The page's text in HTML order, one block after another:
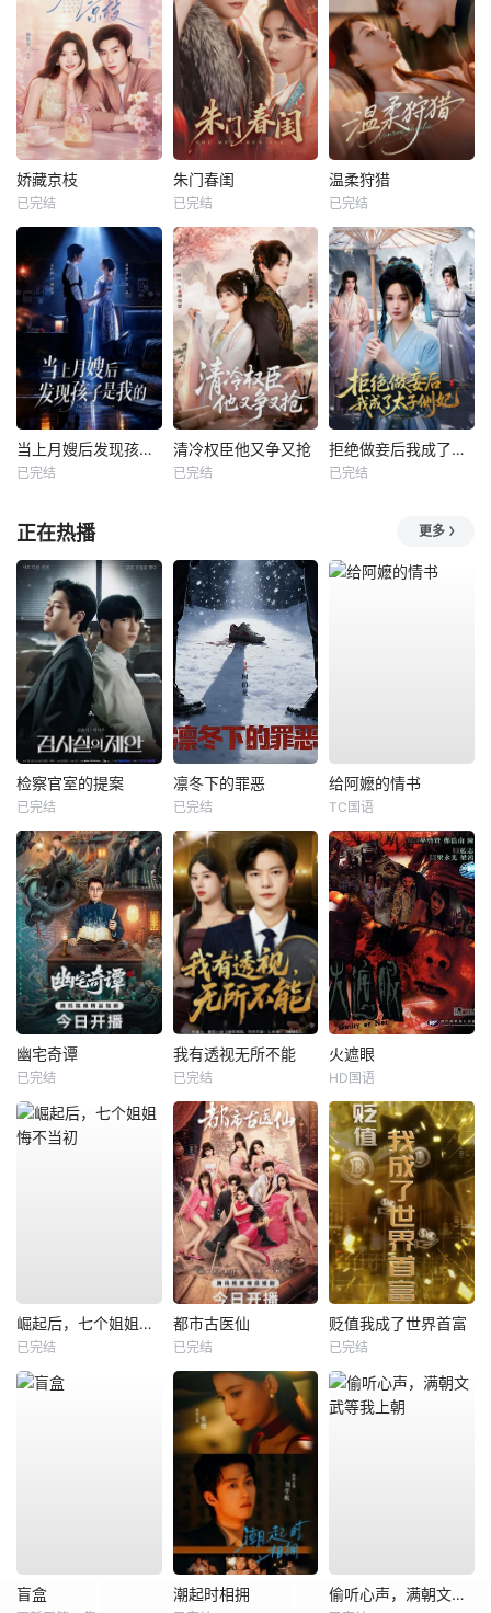
娇藏京枝
已完结
朱门春闺
已完结
温柔狩猎
已完结
当上月嫂后发现孩子是我的
已完结
清冷权臣他又争又抢
已完结
拒绝做妾后我成了太子侧妃
已完结
正在热播 更多
检察官室的提案
已完结
凛冬下的罪恶
已完结
给阿嬷的情书
TC国语
幽宅奇谭
已完结
我有透视无所不能
已完结
火遮眼
HD国语
崛起后，七个姐姐悔不当初
已完结
都市古医仙
已完结
贬值我成了世界首富
已完结
盲盒 潮起时相拥 偷听心声，满朝文武等我上朝